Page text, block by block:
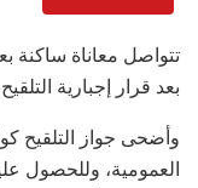
تتواصل معاناة ساكنة
بعد قرار إجبارية
وأضحى جواز التلقيح
العمومية، وللحصول